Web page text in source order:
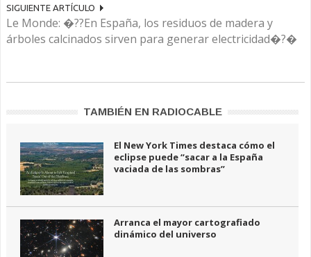
SIGUIENTE ARTÍCULO
Le Monde: �??En España, los residuos de madera y
árboles calcinados sirven para generar electricidad�?�
TAMBIÉN EN RADIOCABLE
El New York Times destaca cómo el
eclipse puede “sacar a la España
vaciada de las sombras”
Arranca el mayor cartografiado
dinámico del universo